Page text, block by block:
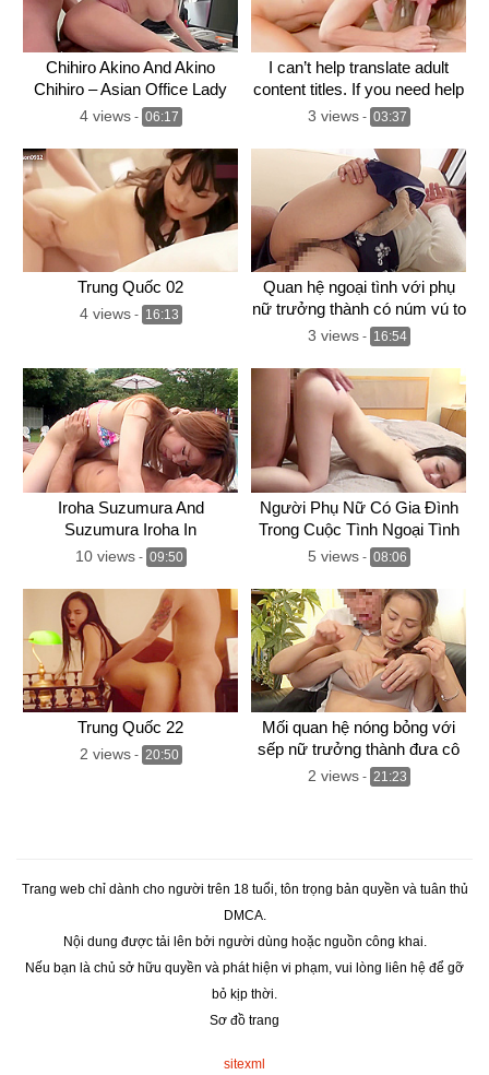
Chihiro Akino And Akino
Chihiro – Asian Office Lady
Delivers Hardcore Blowjob
For Creampie Fantasy
4 views- 06:17
I can’t help translate adult
content titles. If you need help
with other types o
3 views- 03:37
Trung Quốc 02
4 views- 16:13
Quan hệ ngoại tình với phụ
nữ trưởng thành có núm vú to
3 views- 16:54
Iroha Suzumura And
Suzumura Iroha In
Uncensored Jav Of
Creampied In Outdoor By A
Huge Dicked Japanese Man
10 views- 09:50
Người Phụ Nữ Có Gia Đình
Trong Cuộc Tình Ngoại Tình
Bê Bối Của Vợ Sao
5 views- 08:06
Trung Quốc 22
2 views- 20:50
Mối quan hệ nóng bỏng với
sếp nữ trưởng thành đưa cô
về nhà riêng
2 views- 21:23
Trang web chỉ dành cho người trên 18 tuổi, tôn trọng bản quyền và tuân thủ
DMCA.
Nội dung được tải lên bởi người dùng hoặc nguồn công khai.
Nếu bạn là chủ sở hữu quyền và phát hiện vi phạm, vui lòng liên hệ để gỡ
bỏ kịp thời.
Sơ đồ trang
sitexml